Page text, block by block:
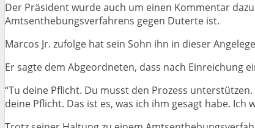
Der Präsident wurde auch um einen Kommentar
Amtsenthebungsverfahrens gegen Duterte ist.
Marcos Jr. zufolge hat sein Sohn ihn in dieser
Er sagte dem Abgeordneten, dass nach Einreichung
“Tu deine Pflicht. Du musst den Prozess
deine Pflicht. Das ist es, was ich ihm gesagt habe.